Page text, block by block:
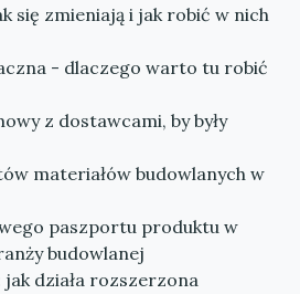
się zmieniają i jak robić w nich
- dlaczego warto tu robić
z dostawcami, by były
materiałów budowlanych w
paszportu produktu w
budowlanej
działa rozszerzona